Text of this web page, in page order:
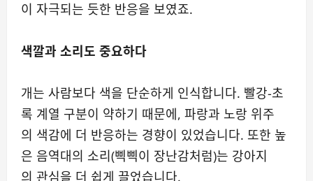
이 자극되는 듯한 반응을 보였죠.
색깔과 소리도 중요하다
개는 사람보다 색을 단순하게 인식합니다. 빨강-초
록 계열 구분이 약하기 때문에, 파랑과 노랑 위주
의 색감에 더 반응하는 경향이 있었습니다. 또한 높
은 음역대의 소리(삑삑이 장난감처럼)는 강아지
의 관심을 더 쉽게 끌었습니다.